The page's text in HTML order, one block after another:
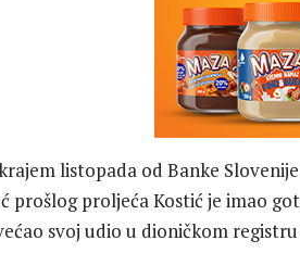
listopada od Banke
prošlog proljeća Kostić je imao
svoj udio u dioničkom